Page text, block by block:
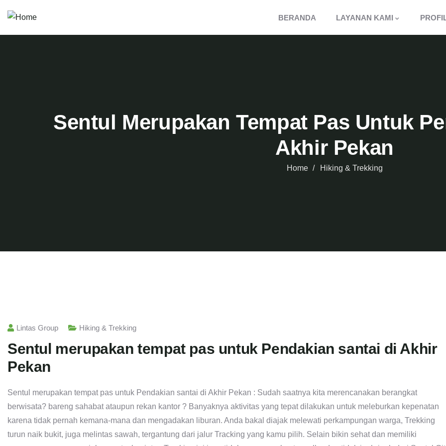
BERANDA LAYANAN KAMI
Sentul Merupakan Tempat Pas Untuk
Akhir Pekan
Home Hiking & Trekking
Lintas Group Hiking & Trekking
Sentul merupakan tempat pas untuk Pendakian santai di Akhir
Pekan
Sentul merupakan tempat pas untuk Pendakian santai di Akhir Pekan : Sudah saatnya kita merencanakan berangkat
berwisata? bareng sahabat ataupun rekan kantor ? Banyaknya aktivitas yang tepat dilakukan untuk meleburkan kepenatan
karena tidak pernah kemana-mana dan mengadakan liburan. Anda bakal diajak melewati perkampungan warga, Trekking
turun naik bukit, juga melintas sawah, tergantung dari jalur Tracking yang kamu pilih. Selain bikin sehat dan memiliki